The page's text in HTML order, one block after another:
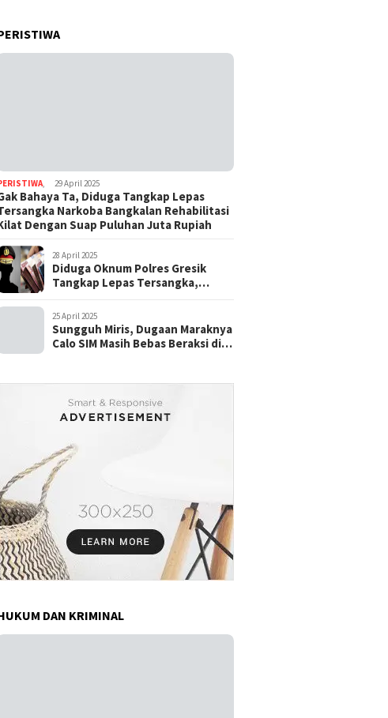
, 29 April 2025
Bahaya Ta, Diduga Tangkap Lepas
Narkoba Bangkalan Rehabilitasi
Dengan Suap Puluhan Juta Rupiah
28 April 2025
Diduga Oknum Polres Gresik
Tangkap Lepas Tersangka,
25 April 2025
Sungguh Miris, Dugaan Maraknya
Calo SIM Masih Bebas Beraksi di
DAN KRIMINAL